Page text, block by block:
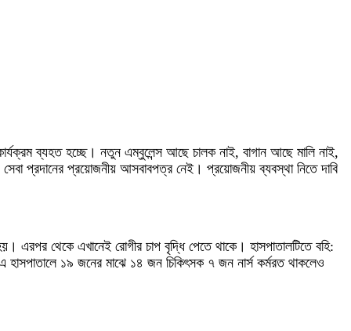
ব্যহত হচ্ছে। নতুন এম্বুলেন্স আছে চালক নাই, বাগান আছে মালি নাই,
প্রদানের প্রয়োজনীয় আসবাবপত্র নেই। প্রয়োজনীয় ব্যবস্থা নিতে দাবি
এরপর থেকে এখানেই রোগীর চাপ বৃদ্ধি পেতে থাকে। হাসপাতালটিতে বহি:
১৯ জনের মাঝে ১৪ জন চিকিৎসক ৭ জন নার্স কর্মরত থাকলেও